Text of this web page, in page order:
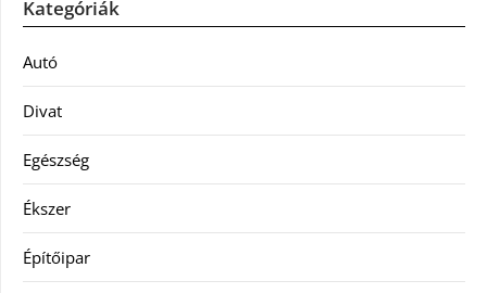
Kategóriák
Autó
Divat
Egészség
Ékszer
Építőipar